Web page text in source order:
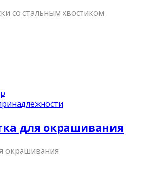
со стальным хвостиком
для окрашивания
окрашивания